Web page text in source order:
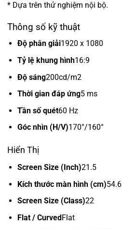
* Dựa trên thử nghiệm nội bộ.
Thông số kỹ thuật
Độ phân giải1920 x 1080
Tỷ lệ khung hình16:9
Độ sáng200cd/m2
Thời gian đáp ứng5 ms
Tần số quét60 Hz
Góc nhìn (H/V)170°/160°
Hiển Thị
Screen Size (Inch)21.5
Kích thước màn hình (cm)54.6
Screen Size (Class)22
Flat / CurvedFlat